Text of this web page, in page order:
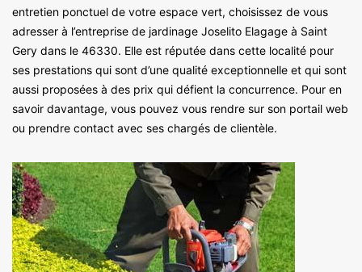
entretien ponctuel de votre espace vert, choisissez de vous
adresser à l’entreprise de jardinage Joselito Elagage à Saint
Gery dans le 46330. Elle est réputée dans cette localité pour
ses prestations qui sont d’une qualité exceptionnelle et qui sont
aussi proposées à des prix qui défient la concurrence. Pour en
savoir davantage, vous pouvez vous rendre sur son portail web
ou prendre contact avec ses chargés de clientèle.